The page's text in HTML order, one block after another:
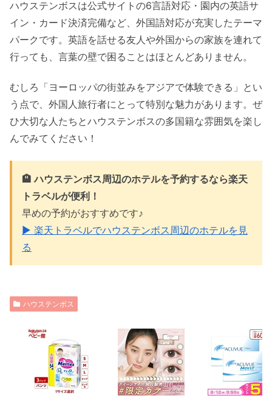
ハウステンボスは公式サイトの6言語対応・園内の英語サ
イン・カード決済完備など、外国語対応が充実したテーマ
パークです。英語を話せる友人や外国からの家族を連れて
行っても、言葉の壁で困ることはほとんどありません。
むしろ「ヨーロッパの街並みをアジアで体験できる」とい
う点で、外国人旅行者にとって特別な魅力があります。ぜ
ひ大切な人たちとハウステンボスの多国籍な雰囲気を楽し
んでみてください！
🏨 ハウステンボス周辺のホテルを予約するなら楽天
トラベルが便利！
早めの予約がおすすめです♪
▶ 楽天トラベルでハウステンボス周辺のホテルを見
る
ハウステンボス